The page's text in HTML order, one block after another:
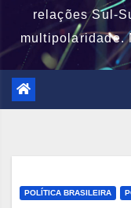
relações Sul-
multipolaridade.
POLÍTICA BRASILEIRA